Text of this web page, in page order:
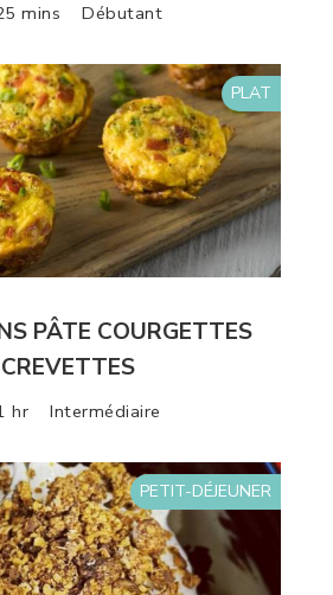
mins Débutant
PLAT
PÂTE COURGETTES
CREVETTES
hr Intermédiaire
PETIT-DÉJEUNER